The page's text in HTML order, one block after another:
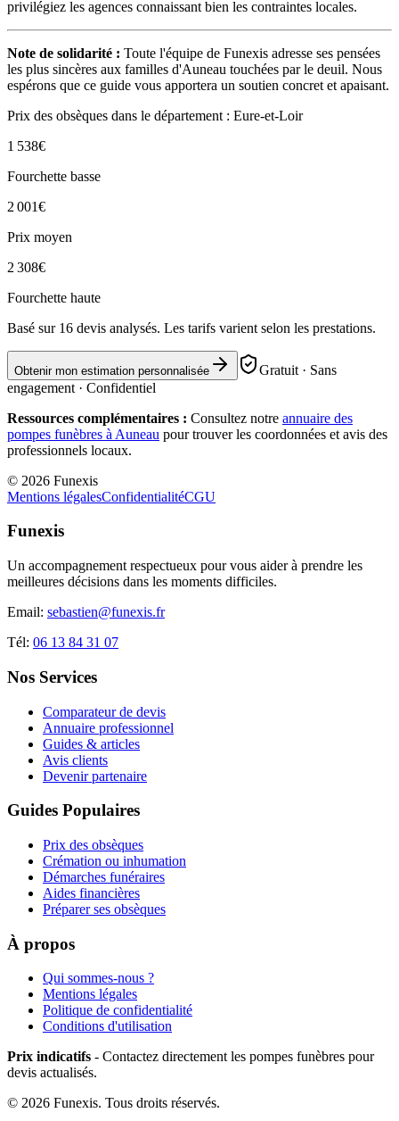
privilégiez les agences connaissant bien les contraintes locales.
Note de solidarité : Toute l'équipe de Funexis adresse ses pensées
les plus sincères aux familles d'Auneau touchées par le deuil. Nous
espérons que ce guide vous apportera un soutien concret et apaisant.
Prix des obsèques dans le département : Eure-et-Loir
1 538€
Fourchette basse
2 001€
Prix moyen
2 308€
Fourchette haute
Basé sur 16 devis analysés. Les tarifs varient selon les prestations.
Obtenir mon estimation personnalisée
Gratuit · Sans
engagement · Confidentiel
Ressources complémentaires : Consultez notre annuaire des
pompes funèbres à Auneau pour trouver les coordonnées et avis des
professionnels locaux.
© 2026 Funexis
Mentions légalesConfidentialitéCGU
Funexis
Un accompagnement respectueux pour vous aider à prendre les
meilleures décisions dans les moments difficiles.
Email: sebastien@funexis.fr
Tél: 06 13 84 31 07
Nos Services
Comparateur de devis
Annuaire professionnel
Guides & articles
Avis clients
Devenir partenaire
Guides Populaires
Prix des obsèques
Crémation ou inhumation
Démarches funéraires
Aides financières
Préparer ses obsèques
À propos
Qui sommes-nous ?
Mentions légales
Politique de confidentialité
Conditions d'utilisation
Prix indicatifs - Contactez directement les pompes funèbres pour
devis actualisés.
© 2026 Funexis. Tous droits réservés.